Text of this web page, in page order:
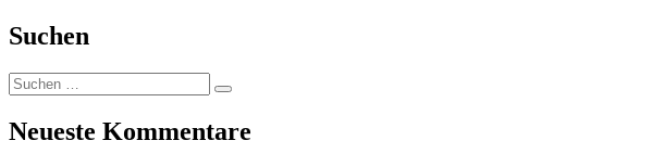
Suchen
Suchen
nach:
Suchen
Neueste Kommentare